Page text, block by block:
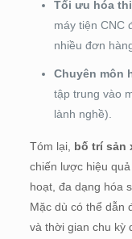
Tối ưu hóa
máy tiện CNC
nhiều đơn
Chuyên môn
tập trung vào
lành nghề).
Tóm lại, bố trí sản
chiến lược hiệu
hoạt, đa dạng hóa
Mặc dù có thể dẫn
và thời gian chu kỳ